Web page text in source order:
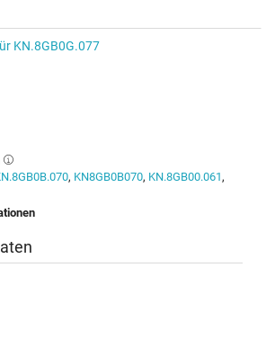
KN.8GB0G.077
, KN8GB0B070, KN.8GB00.061,